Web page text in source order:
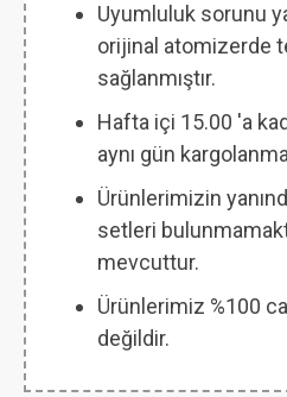
Uyumluluk sorunu
orijinal atomizerde
sağlanmıştır.
Hafta içi 15.00 'a
aynı gün
Ürünlerimizin
setleri
mevcuttur.
Ürünlerimiz %100
değildir.